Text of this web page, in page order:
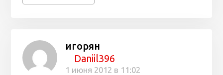
игорян
Daniil396
1 июня 2012 в 11:02